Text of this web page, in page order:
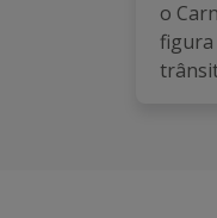
o
figura